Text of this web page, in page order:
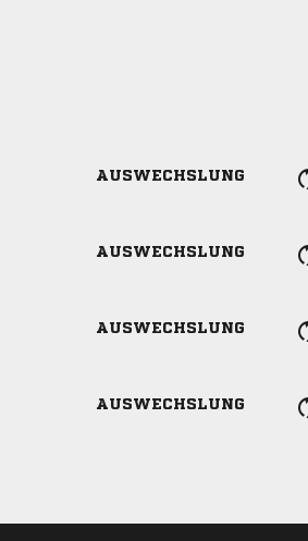
AUSWECHSLUNG
AUSWECHSLUNG
AUSWECHSLUNG
AUSWECHSLUNG